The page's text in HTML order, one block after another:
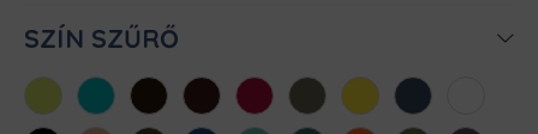
SZÍN SZŰRŐ
AlmazöldAtollkékBarnaBordóChili Cink Citromsárga
Denim